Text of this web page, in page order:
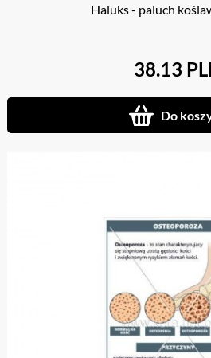
Haluks - paluch
38.13
Do